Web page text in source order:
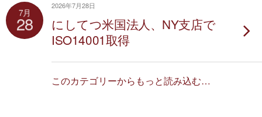
7月
28
2026年7月28日
にしてつ米国法人、NY支店で
ISO14001取得
このカテゴリーからもっと読み込む…